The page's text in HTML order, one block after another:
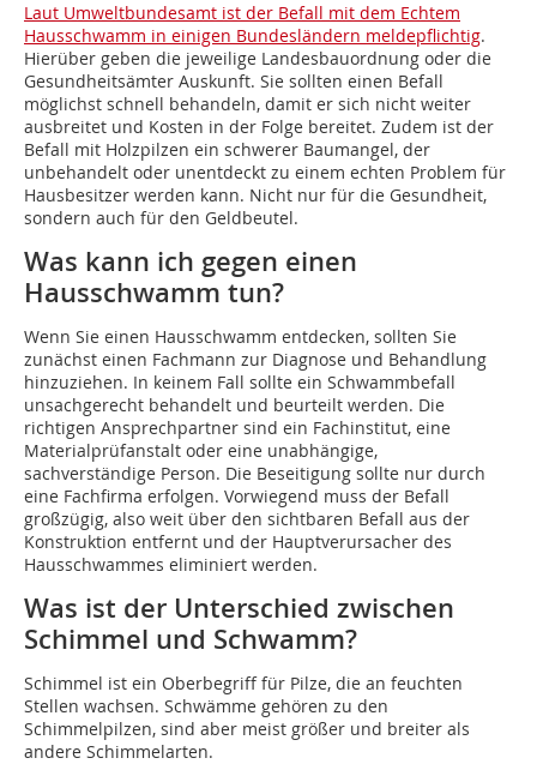
Laut Umweltbundesamt ist der Befall mit dem Echtem
Hausschwamm in einigen Bundesländern meldepflichtig.
Hierüber geben die jeweilige Landesbauordnung oder die
Gesundheitsämter Auskunft. Sie sollten einen Befall
möglichst schnell behandeln, damit er sich nicht weiter
ausbreitet und Kosten in der Folge bereitet. Zudem ist der
Befall mit Holzpilzen ein schwerer Baumangel, der
unbehandelt oder unentdeckt zu einem echten Problem für
Hausbesitzer werden kann. Nicht nur für die Gesundheit,
sondern auch für den Geldbeutel.
Was kann ich gegen einen
Hausschwamm tun?
Wenn Sie einen Hausschwamm entdecken, sollten Sie
zunächst einen Fachmann zur Diagnose und Behandlung
hinzuziehen. In keinem Fall sollte ein Schwammbefall
unsachgerecht behandelt und beurteilt werden. Die
richtigen Ansprechpartner sind ein Fachinstitut, eine
Materialprüfanstalt oder eine unabhängige,
sachverständige Person. Die Beseitigung sollte nur durch
eine Fachfirma erfolgen. Vorwiegend muss der Befall
großzügig, also weit über den sichtbaren Befall aus der
Konstruktion entfernt und der Hauptverursacher des
Hausschwammes eliminiert werden.
Was ist der Unterschied zwischen
Schimmel und Schwamm?
Schimmel ist ein Oberbegriff für Pilze, die an feuchten
Stellen wachsen. Schwämme gehören zu den
Schimmelpilzen, sind aber meist größer und breiter als
andere Schimmelarten.